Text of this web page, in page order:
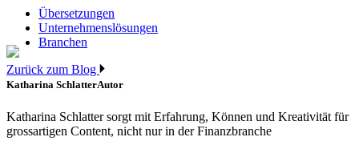
Übersetzungen
Unternehmenslösungen
Branchen
Zurück zum Blog
Katharina SchlatterAutor
Katharina Schlatter sorgt mit Erfahrung, Können und Kreativität für
grossartigen Content, nicht nur in der Finanzbranche